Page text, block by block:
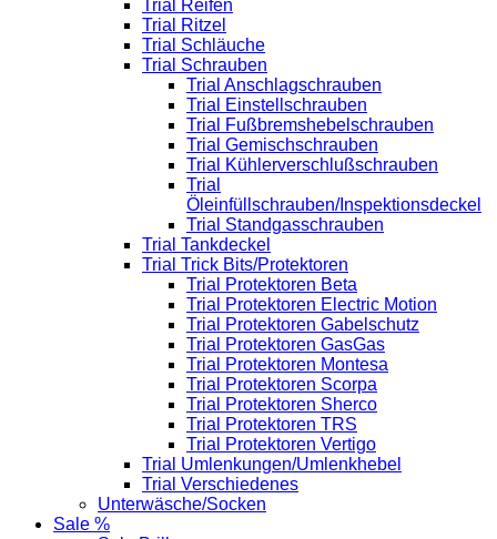
Trial Reifen
Trial Ritzel
Trial Schläuche
Trial Schrauben
Trial Anschlagschrauben
Trial Einstellschrauben
Trial Fußbremshebelschrauben
Trial Gemischschrauben
Trial Kühlerverschlußschrauben
Trial
Öleinfüllschrauben/Inspektionsdeckel
Trial Standgasschrauben
Trial Tankdeckel
Trial Trick Bits/Protektoren
Trial Protektoren Beta
Trial Protektoren Electric Motion
Trial Protektoren Gabelschutz
Trial Protektoren GasGas
Trial Protektoren Montesa
Trial Protektoren Scorpa
Trial Protektoren Sherco
Trial Protektoren TRS
Trial Protektoren Vertigo
Trial Umlenkungen/Umlenkhebel
Trial Verschiedenes
Unterwäsche/Socken
Sale %